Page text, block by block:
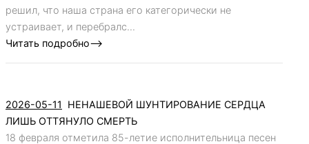
решил, что наша страна его категорически не
устраивает, и перебралс...
Читать подробно-->
2026-05-11
НЕНАШЕВОЙ ШУНТИРОВАНИЕ СЕРДЦА
ЛИШЬ ОТТЯНУЛО СМЕРТЬ
18 февраля отметила 85-летие исполнительница песен